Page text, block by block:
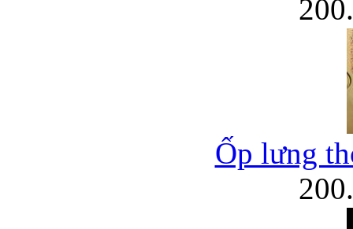
Bao da
Ốp lưng